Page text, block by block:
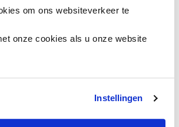
om ons websiteverkeer te
onze cookies als u onze website
Instellingen